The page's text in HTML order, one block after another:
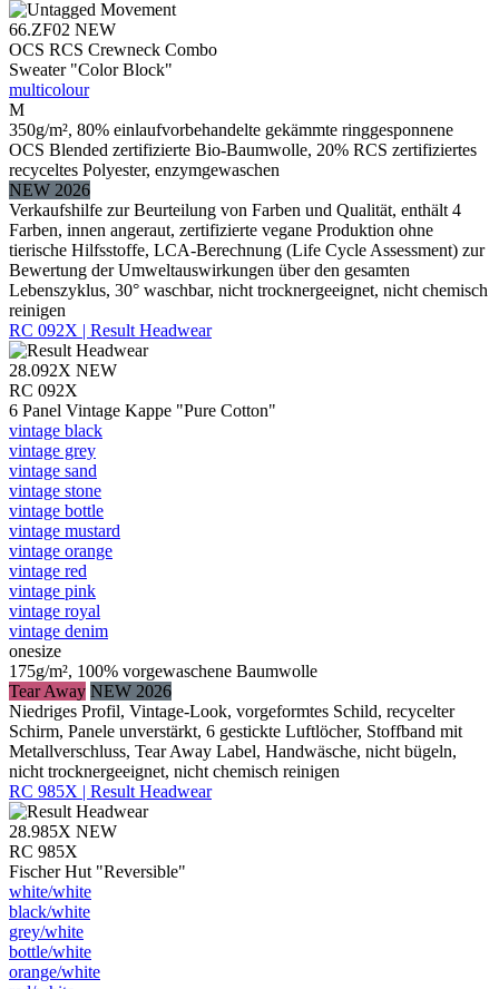
66.ZF02 NEW
OCS RCS Crewneck Combo
Sweater "Color Block"
multicolour
M
350g/m², 80% einlaufvorbehandelte gekämmte ringgesponnene
OCS Blended zertifizierte Bio-Baumwolle, 20% RCS zertifiziertes
recyceltes Polyester, enzymgewaschen
NEW 2026
Verkaufshilfe zur Beurteilung von Farben und Qualität, enthält 4
Farben, innen angeraut, zertifizierte vegane Produktion ohne
tierische Hilfsstoffe, LCA-Berechnung (Life Cycle Assessment) zur
Bewertung der Umweltauswirkungen über den gesamten
Lebenszyklus, 30° waschbar, nicht trocknergeeignet, nicht chemisch
reinigen
RC 092X | Result Headwear
28.092X NEW
RC 092X
6 Panel Vintage Kappe "Pure Cotton"
vintage black
vintage grey
vintage sand
vintage stone
vintage bottle
vintage mustard
vintage orange
vintage red
vintage pink
vintage royal
vintage denim
onesize
175g/m², 100% vorgewaschene Baumwolle
Tear Away NEW 2026
Niedriges Profil, Vintage-Look, vorgeformtes Schild, recycelter
Schirm, Panele unverstärkt, 6 gestickte Luftlöcher, Stoffband mit
Metallverschluss, Tear Away Label, Handwäsche, nicht bügeln,
nicht trocknergeeignet, nicht chemisch reinigen
RC 985X | Result Headwear
28.985X NEW
RC 985X
Fischer Hut "Reversible"
white/​white
black/​white
grey/​white
bottle/​white
orange/​white